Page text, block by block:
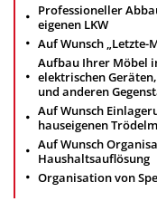
Professioneller
eigenen LKW
Auf Wunsch „Letzte-
Aufbau Ihrer Möbel
elektrischen
und anderen
Auf Wunsch
hauseigenen
Auf Wunsch
Haushaltsauflösung
Organisation von